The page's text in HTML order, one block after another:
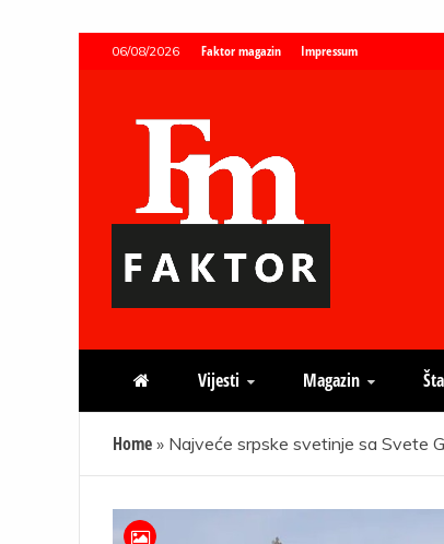
06/08/2026 Faktor magazin Impressum
Faktor magazin
Vijesti Magazin
Home » Najveće srpske svetinje sa Svete